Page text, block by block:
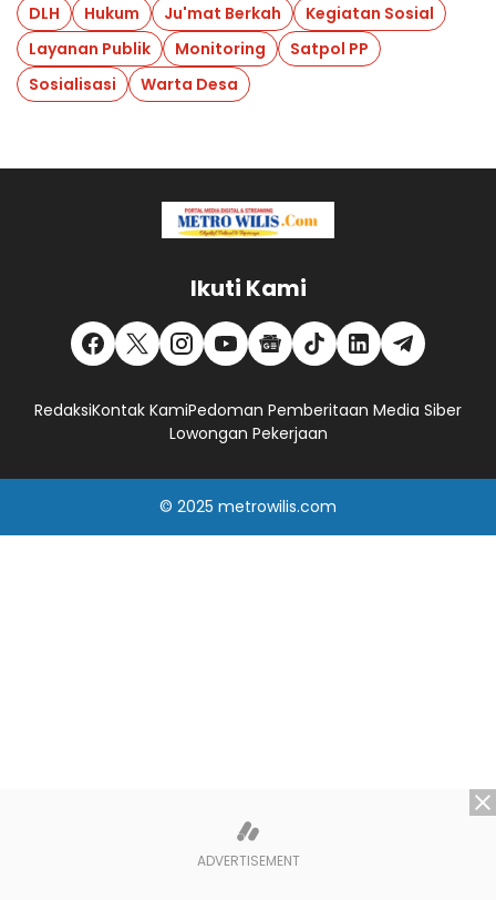
DLH
Hukum Ju'mat Berkah
Kegiatan Sosial
Layanan Publik
Monitoring
Satpol PP
Sosialisasi
Warta Desa
Ikuti Kami
RedaksiKontak KamiPedoman Pemberitaan Media Siber
Lowongan Pekerjaan
© 2025 metrowilis.com